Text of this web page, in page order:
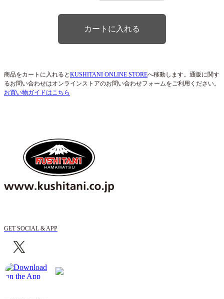
商品をカートに入れると KUSHITANI ONLINE STOREへ移動します。通販に関す
るお問い合わせはオンラインストアのお問い合わせフォームをご利用ください。
お買い物ガイドはこちら
GET SOCIAL & APP